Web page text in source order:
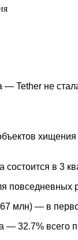
Tether не
в 3
млн) — в
— 32.7% всего